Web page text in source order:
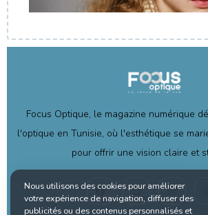
Focus Optique, le magazine numérique
l'optique en Tunisie, où l'esthétique se
pour offrir une vision claire et
Nous utilisons des cookies pour améliorer
votre expérience de navigation, diffuser des
publicités ou des contenus personnalisés et